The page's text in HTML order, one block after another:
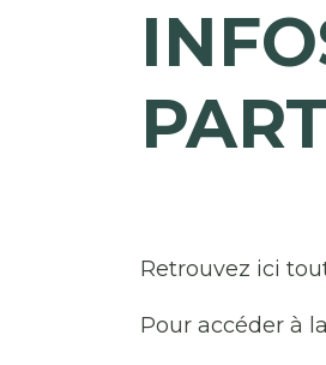
Retrouvez ici
Pour accéder à